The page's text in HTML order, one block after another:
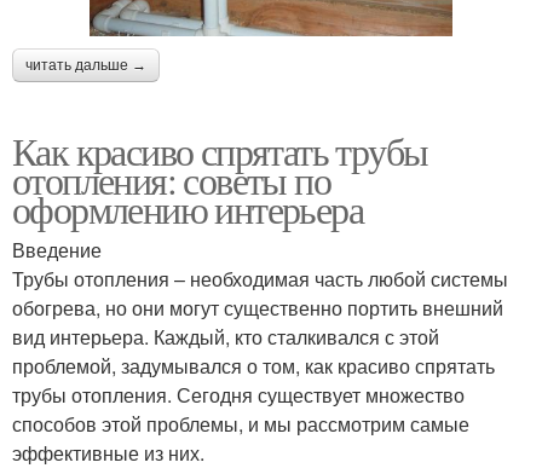
читать дальше →
Как красиво спрятать трубы
отопления: советы по
оформлению интерьера
Введение
Трубы отопления – необходимая часть любой системы
обогрева, но они могут существенно портить внешний
вид интерьера. Каждый, кто сталкивался с этой
проблемой, задумывался о том, как красиво спрятать
трубы отопления. Сегодня существует множество
способов этой проблемы, и мы рассмотрим самые
эффективные из них.